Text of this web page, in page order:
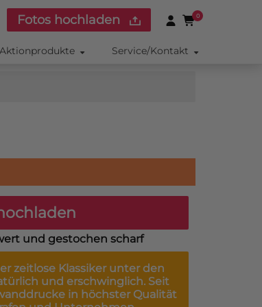
Fotos hochladen 0
Aktionprodukte Service/Kontakt
und gestochen scharf
zeitlose Klassiker unter den
und erschwinglich. Seit
in höchster Qualität